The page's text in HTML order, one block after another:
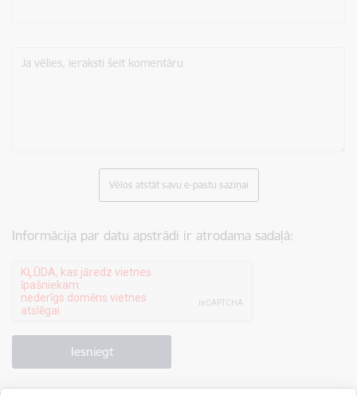
Ja vēlies, ieraksti šeit komentāru
Vēlos atstāt savu e-pastu saziņai
Informācija par datu apstrādi ir atrodama sadaļā: